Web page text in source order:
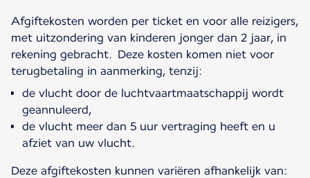
Afgiftekosten worden per ticket en voor alle reizigers,
met uitzondering van kinderen jonger dan 2 jaar, in
rekening gebracht. Deze kosten komen niet voor
de vlucht door de luchtvaartmaatschappij wordt
geannuleerd,
de vlucht meer dan 5 uur vertraging heeft en u
afziet van uw vlucht.
Deze afgiftekosten kunnen variëren afhankelijk van: